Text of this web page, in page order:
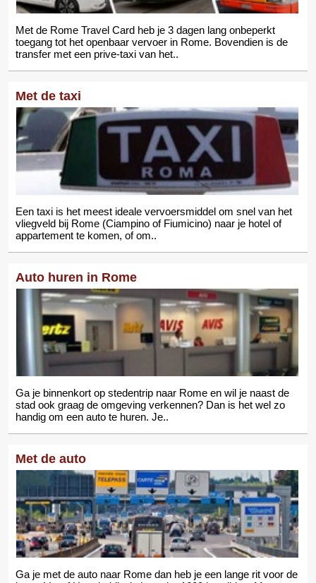
Met de Rome Travel Card heb je 3 dagen lang onbeperkt
toegang tot het openbaar vervoer in Rome. Bovendien is de
transfer met een prive-taxi van het..
Met de taxi
Een taxi is het meest ideale vervoersmiddel om snel van het
vliegveld bij Rome (Ciampino of Fiumicino) naar je hotel of
appartement te komen, of om..
Auto huren in Rome
Ga je binnenkort op stedentrip naar Rome en wil je naast de
stad ook graag de omgeving verkennen? Dan is het wel zo
handig om een auto te huren. Je..
Met de auto
Ga je met de auto naar Rome dan heb je een lange rit voor de